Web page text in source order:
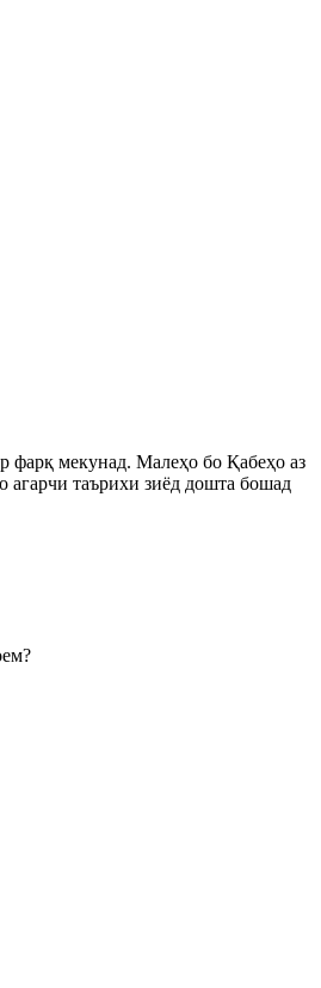
фарқ мекунад. Малеҳо бо Қабеҳо аз
агарчи таърихи зиёд дошта бошад